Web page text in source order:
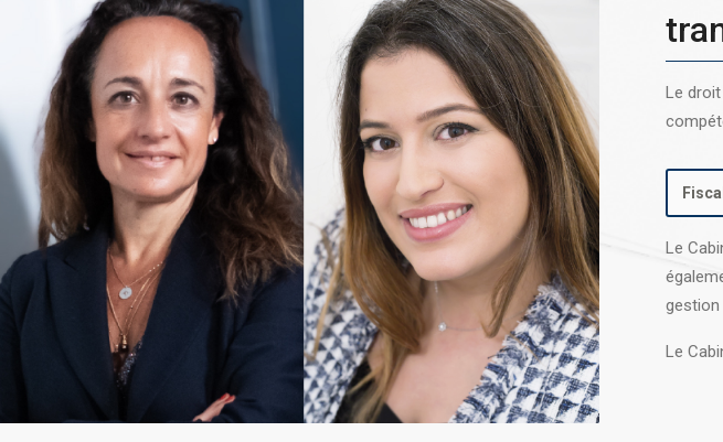
Le
Le
gestion
Le